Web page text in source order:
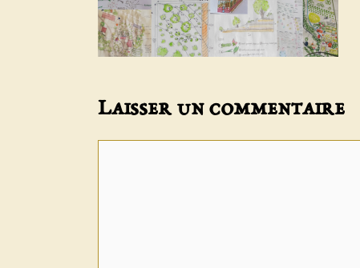
Laisser un commentaire